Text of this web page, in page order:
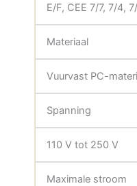
E/F, CEE 7/7, 7/4,
Materiaal
Vuurvast PC-
Spanning
110 V tot 250 V
Maximale stroom